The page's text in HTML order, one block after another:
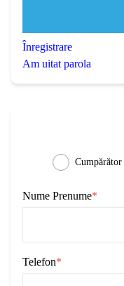
Înregistrare
Am uitat parola
Cumpărător
Nume Prenume*
Telefon*